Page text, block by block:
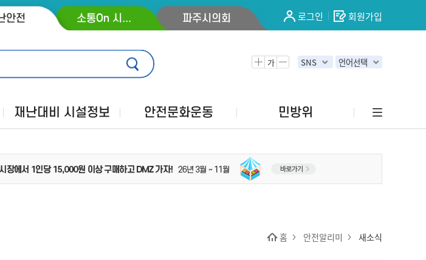
바로가기
바로가기
바로가기
안전 소통On 시장실 파주시의회 로그인 회원가입
가 SNS 언어선택
재난대비 시설정보 안전문화운동 민방위
홈 안전알리미 새소식